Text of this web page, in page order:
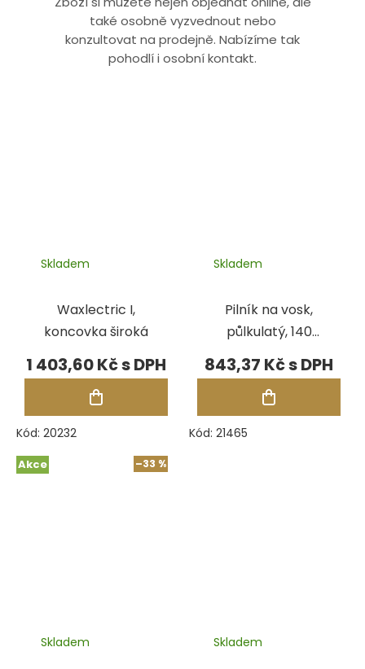
také osobně vyzvednout nebo
konzultovat na prodejně. Nabízíme tak
pohodlí i osobní kontakt.
Waxlectric I,
koncovka široká
Skladem
1 403,60 Kč
Kód: 20232
Pilník na vosk,
půlkulatý, 140
mm
Skladem
843,37 Kč
Kód: 21465
Akce –33 %
Skladem Skladem